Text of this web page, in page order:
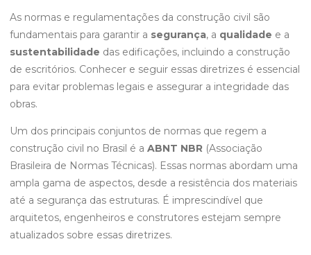
As normas e regulamentações da construção civil são
fundamentais para garantir a segurança, a qualidade e a
sustentabilidade das edificações, incluindo a construção
de escritórios. Conhecer e seguir essas diretrizes é essencial
para evitar problemas legais e assegurar a integridade das
obras.
Um dos principais conjuntos de normas que regem a
construção civil no Brasil é a ABNT NBR (Associação
Brasileira de Normas Técnicas). Essas normas abordam uma
ampla gama de aspectos, desde a resistência dos materiais
até a segurança das estruturas. É imprescindível que
arquitetos, engenheiros e construtores estejam sempre
atualizados sobre essas diretrizes.